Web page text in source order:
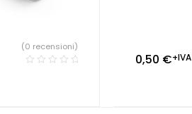
(0 recensioni)
0,50 €+IVA